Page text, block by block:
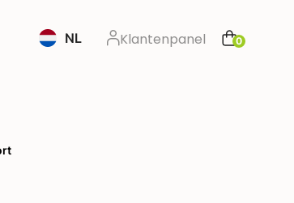
NL Klantenpanel 0